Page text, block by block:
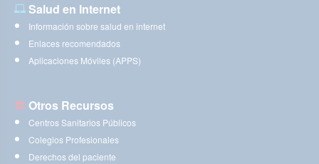
Salud en Internet
Información sobre salud en internet
Enlaces recomendados
Aplicaciones Móviles (APPS)
Otros Recursos
Centros Sanitarios Públicos
Colegios Profesionales
Derechos del paciente